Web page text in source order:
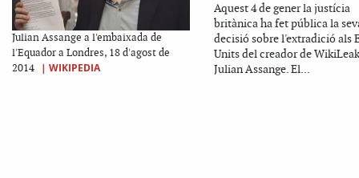
Julian Assange a l'embaixada de
l'Equador a Londres, 18 d'agost de
2014
| WIKIPEDIA
Aquest 4 de gener la justícia
britànica ha fet pública la
decisió sobre l'extradició als
Units del creador de
Julian Assange. El...